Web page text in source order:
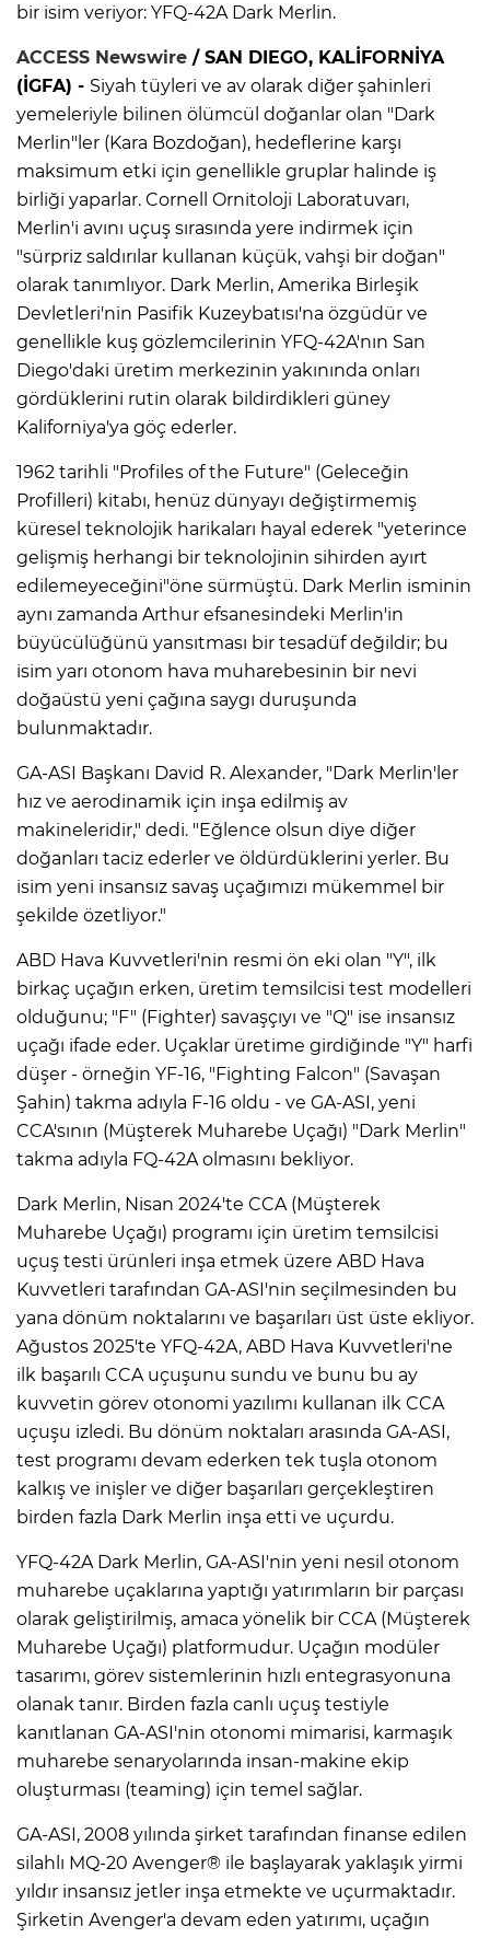
bir isim veriyor: YFQ-42A Dark Merlin.
ACCESS Newswire / SAN DIEGO, KALİFORNİYA
(İGFA) - Siyah tüyleri ve av olarak diğer şahinleri
yemeleriyle bilinen ölümcül doğanlar olan "Dark
Merlin"ler (Kara Bozdoğan), hedeflerine karşı
maksimum etki için genellikle gruplar halinde iş
birliği yaparlar. Cornell Ornitoloji Laboratuvarı,
Merlin'i avını uçuş sırasında yere indirmek için
"sürpriz saldırılar kullanan küçük, vahşi bir doğan"
olarak tanımlıyor. Dark Merlin, Amerika Birleşik
Devletleri'nin Pasifik Kuzeybatısı'na özgüdür ve
genellikle kuş gözlemcilerinin YFQ-42A'nın San
Diego'daki üretim merkezinin yakınında onları
gördüklerini rutin olarak bildirdikleri güney
Kaliforniya'ya göç ederler.
1962 tarihli "Profiles of the Future" (Geleceğin
Profilleri) kitabı, henüz dünyayı değiştirmemiş
küresel teknolojik harikaları hayal ederek "yeterince
gelişmiş herhangi bir teknolojinin sihirden ayırt
edilemeyeceğini"öne sürmüştü. Dark Merlin isminin
aynı zamanda Arthur efsanesindeki Merlin'in
büyücülüğünü yansıtması bir tesadüf değildir; bu
isim yarı otonom hava muharebesinin bir nevi
doğaüstü yeni çağına saygı duruşunda
bulunmaktadır.
GA-ASI Başkanı David R. Alexander, "Dark Merlin'ler
hız ve aerodinamik için inşa edilmiş av
makineleridir," dedi. "Eğlence olsun diye diğer
doğanları taciz ederler ve öldürdüklerini yerler. Bu
isim yeni insansız savaş uçağımızı mükemmel bir
şekilde özetliyor."
ABD Hava Kuvvetleri'nin resmi ön eki olan "Y", ilk
birkaç uçağın erken, üretim temsilcisi test modelleri
olduğunu; "F" (Fighter) savaşçıyı ve "Q" ise insansız
uçağı ifade eder. Uçaklar üretime girdiğinde "Y" harfi
düşer - örneğin YF-16, "Fighting Falcon" (Savaşan
Şahin) takma adıyla F-16 oldu - ve GA-ASI, yeni
CCA'sının (Müşterek Muharebe Uçağı) "Dark Merlin"
takma adıyla FQ-42A olmasını bekliyor.
Dark Merlin, Nisan 2024'te CCA (Müşterek
Muharebe Uçağı) programı için üretim temsilcisi
uçuş testi ürünleri inşa etmek üzere ABD Hava
Kuvvetleri tarafından GA-ASI'nin seçilmesinden bu
yana dönüm noktalarını ve başarıları üst üste ekliyor.
Ağustos 2025'te YFQ-42A, ABD Hava Kuvvetleri'ne
ilk başarılı CCA uçuşunu sundu ve bunu bu ay
kuvvetin görev otonomi yazılımı kullanan ilk CCA
uçuşu izledi. Bu dönüm noktaları arasında GA-ASI,
test programı devam ederken tek tuşla otonom
kalkış ve inişler ve diğer başarıları gerçekleştiren
birden fazla Dark Merlin inşa etti ve uçurdu.
YFQ-42A Dark Merlin, GA-ASI'nin yeni nesil otonom
muharebe uçaklarına yaptığı yatırımların bir parçası
olarak geliştirilmiş, amaca yönelik bir CCA (Müşterek
Muharebe Uçağı) platformudur. Uçağın modüler
tasarımı, görev sistemlerinin hızlı entegrasyonuna
olanak tanır. Birden fazla canlı uçuş testiyle
kanıtlanan GA-ASI'nin otonomi mimarisi, karmaşık
muharebe senaryolarında insan-makine ekip
oluşturması (teaming) için temel sağlar.
GA-ASI, 2008 yılında şirket tarafından finanse edilen
silahlı MQ-20 Avenger® ile başlayarak yaklaşık yirmi
yıldır insansız jetler inşa etmekte ve uçurmaktadır.
Şirketin Avenger'a devam eden yatırımı, uçağın